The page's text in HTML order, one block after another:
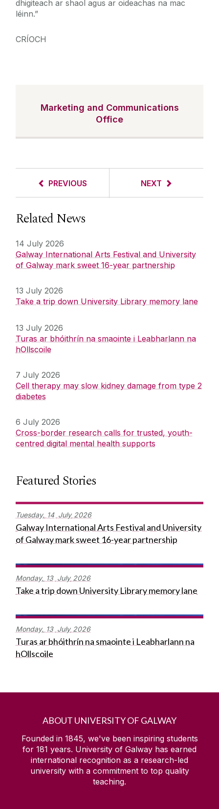
dhigiteach ar shaol agus ar oideachas na mac
léinn.”
CRÍOCH
Marketing and Communications
Office
PREVIOUS NEXT
Related News
14 July 2026
Galway International Arts Festival and University
of Galway mark sweet 16-year partnership
13 July 2026
Take a trip down University Library memory lane
13 July 2026
Turas ar bhóithrín na smaointe i Leabharlann na
hOllscoile
7 July 2026
Cell therapy may slow kidney damage from type 2
diabetes
6 July 2026
Cross-border research calls for trusted, youth-
centred digital mental health supports
Featured Stories
Tuesday, 14 July 2026
Galway International Arts Festival and University
of Galway mark sweet 16-year partnership
Monday, 13 July 2026
Take a trip down University Library memory lane
Monday, 13 July 2026
Turas ar bhóithrín na smaointe i Leabharlann na
hOllscoile
ABOUT UNIVERSITY OF GALWAY
Founded in 1845, we've been inspiring students
for 181 years. University of Galway has earned
international recognition as a research-led
university with a commitment to top quality
teaching.